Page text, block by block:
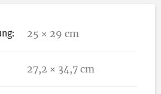
25 × 29 cm
27,2 × 34,7 cm